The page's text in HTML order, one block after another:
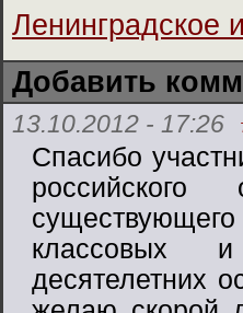
Ленинградское
Добавить
13.10.2012 - 17:26
Спасибо
российского
классовых
десятелетних